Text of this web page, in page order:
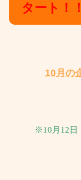
タート！
10月の
※10月12日